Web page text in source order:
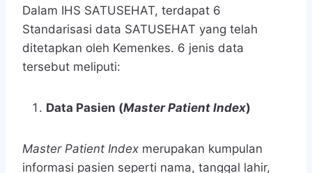
Dalam IHS SATUSEHAT, terdapat 6
Standarisasi data SATUSEHAT yang telah
ditetapkan oleh Kemenkes. 6 jenis data
tersebut meliputi:
Data Pasien (Master Patient Index)
Master Patient Index merupakan kumpulan
informasi pasien seperti nama, tanggal lahir,